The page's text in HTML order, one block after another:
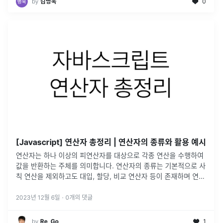
[Javascript] 연산자 총정리 | 연산자의 종류와 활용 예시
연산자는 하나 이상의 피연산자를 대상으로 각종 연산을 수행하여
값을 반환하는 주체를 의미합니다. 연산자의 종류는 기본적으로 사
칙 연산을 제외하고도 대입, 할당, 비교 연산자 등이 존재하며 연산
(side eff...
2023년 12월 6일 · 0개의 댓글
by Re_Go 1